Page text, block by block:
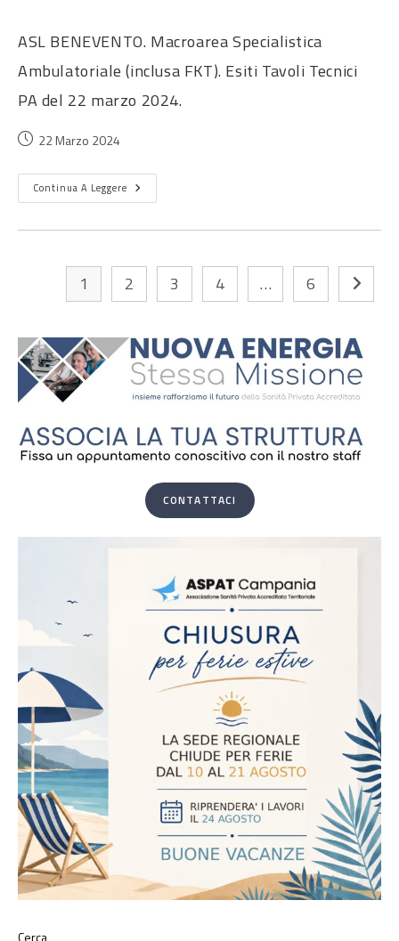
ASL BENEVENTO. Macroarea Specialistica
Ambulatoriale (inclusa FKT). Esiti Tavoli Tecnici
PA del 22 marzo 2024.
22 Marzo 2024
Continua A Leggere
1 2 3 4 … 6
CONTATTACI